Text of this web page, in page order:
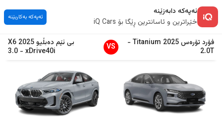
ئەپەکە دابەزێنە
خێراترین و ئاسانترین ڕێگا بۆ iQ Cars
ئەپەکە بەکاربێنە
فۆردتۆرەس2025
Titanium
-
2.0T
VS بی ئێم دەبڵیو X6 2025
xDrive40i
-
3.0